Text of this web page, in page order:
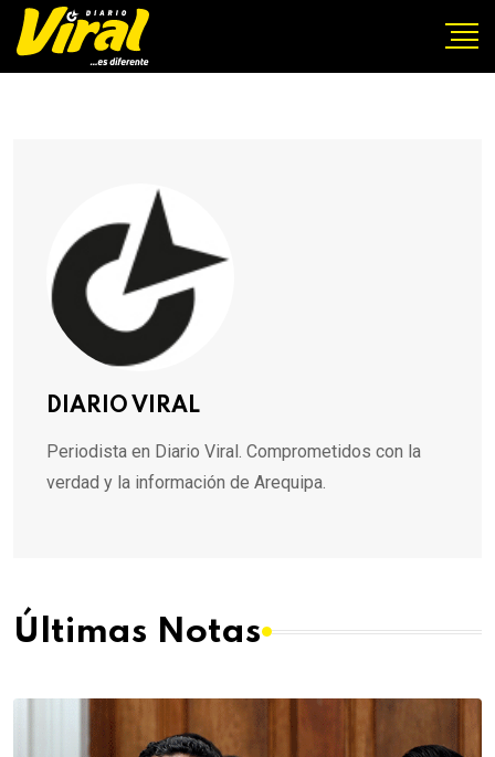
DIARIO VIRAL
Periodista en Diario Viral. Comprometidos con la
verdad y la información de Arequipa.
Últimas Notas